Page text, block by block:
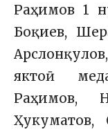
Раҳимов 1
Боқиев,
яктоӣ
Раҳимов,
Ҳукуматов,